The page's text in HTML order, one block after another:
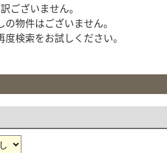
ございません。
の物件はございません。
度検索をお試しください。